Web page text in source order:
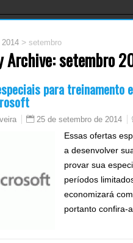
2014 >setembro
Archive:setembro
para treinamento
25 de setembro de 2014
Essas ofertas
a desenvolver
provar sua
períodos
economizará
portanto confira-